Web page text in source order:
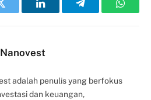
Twitter LinkedInTelegram
adalah penulis yang berfokus
dan keuangan,